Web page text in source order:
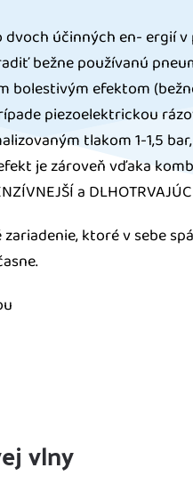
účinných en- ergií
bežne používanú
bolestivým efektom
piezoelektrickou
tlakom 1-1,5
je zároveň vďaka
a
ktoré v sebe
vlny